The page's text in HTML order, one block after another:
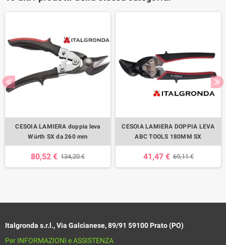
CESOIA LAMIERA doppia leva
Würth SX da 260 mm
80,52 € 134,20 €
CESOIA LAMIERA DOPPIA LEVA
ABC TOOLS 180MM SX
41,47 € 69,11 €
Italgronda s.r.l., Via Galcianese, 89/91 59100 Prato (PO)
Per INFORMAZIONI e ASSISTENZA